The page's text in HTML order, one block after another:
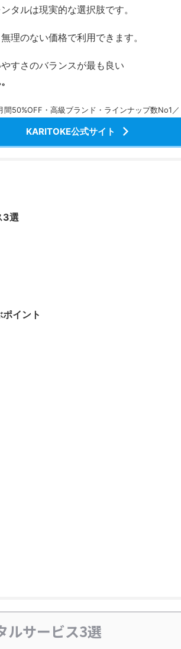
タルは現実的な選択肢です。
理のない価格で利用できます。
すさのバランスが最も良い
間50%OFF・高級ブランド・ラインナップ数No1／
KARITOKE公式サイト
3選
イント
ルサービス3選